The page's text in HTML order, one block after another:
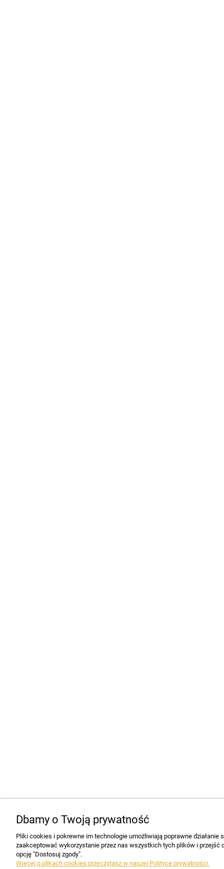
Dbamy o Twoją prywatność
Pliki cookies i pokrewne im technologie umożliwiają poprawne
zaakceptować wykorzystanie przez nas wszystkich tych plików i
opcję "Dostosuj zgody".
Więcej o plikach cookies przeczytasz w naszej Polityce prywatności.